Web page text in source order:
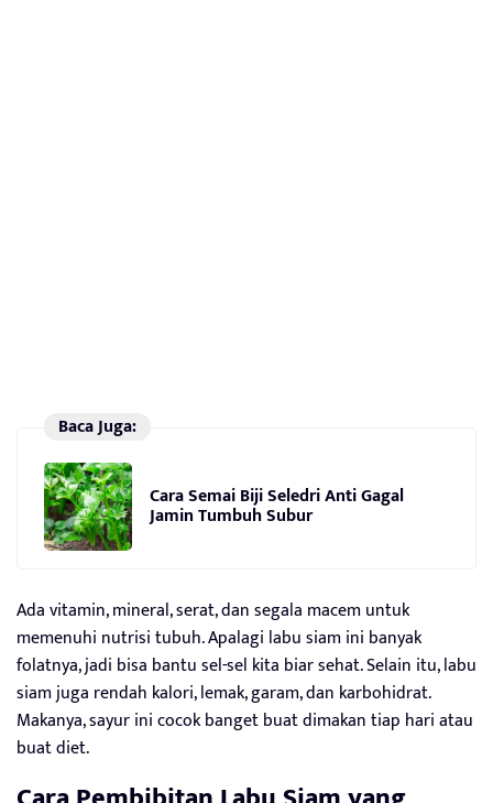
Baca Juga:
Cara Semai Biji Seledri Anti Gagal
Jamin Tumbuh Subur
Ada vitamin, mineral, serat, dan segala macem untuk
memenuhi nutrisi tubuh. Apalagi labu siam ini banyak
folatnya, jadi bisa bantu sel-sel kita biar sehat. Selain itu, labu
siam juga rendah kalori, lemak, garam, dan karbohidrat.
Makanya, sayur ini cocok banget buat dimakan tiap hari atau
buat diet.